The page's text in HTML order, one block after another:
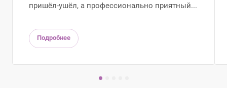
пришёл-ушёл, а профессионально приятный...
Подробнее